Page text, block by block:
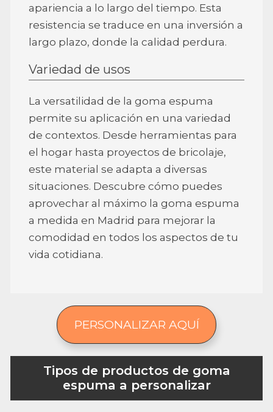
apariencia a lo largo del tiempo. Esta
resistencia se traduce en una inversión a
largo plazo, donde la calidad perdura.
Variedad de usos
La versatilidad de la goma espuma
permite su aplicación en una variedad
de contextos. Desde herramientas para
el hogar hasta proyectos de bricolaje,
este material se adapta a diversas
situaciones. Descubre cómo puedes
aprovechar al máximo la goma espuma
a medida en Madrid para mejorar la
comodidad en todos los aspectos de tu
vida cotidiana.
PERSONALIZAR AQUÍ
Tipos de productos de goma
espuma a personalizar